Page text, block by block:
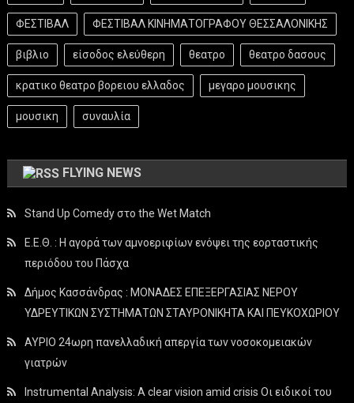
ΦΕΣΤΙΒΑΛ ΦΕΣΤΙΒΑΛ ΚΙΝΗΜΑΤΟΓΡΑΦΟΥ ΘΕΣΣΑΛΟΝΙΚΗΣ
βιβλιο είσοδος ελεύθερη θεατρο θεατρο δασους
κρατικο θεατρο βορειου ελλαδος μεγαρο μουσικης
μουσικη συναυλία
FLYING NEWS
Stand Up Comedy στο the Wet Match
Ε.Ε.Θ. : Η αγορά των αμνοεριφίων ενόψει της εορταστικής
περιόδου του Πάσχα
Δήμος Κασσάνδρας : ΜΟΝΑΔΕΣ ΕΠΕΞΕΡΓΑΣΙΑΣ ΝΕΡΟΥ
ΥΔΡΕΥΤΙΚΩΝ ΣΥΣΤΗΜΑΤΩΝ ΣΤΑΥΡΟΝΙΚΗΤΑ ΚΑΙ ΠΕΥΚΟΧΩΡΙΟΥ
ΑΥΡΙΟ 24ωρη πανελλαδική απεργία των νοσοκομειακών
γιατρών
Instrumental Analysis: A clear vision amid crisis Οι ειδικοί του